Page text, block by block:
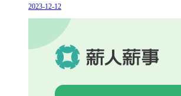
2023-12-12